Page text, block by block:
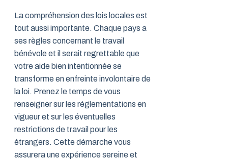
La compréhension des lois locales est
tout aussi importante. Chaque pays a
ses règles concernant le travail
bénévole et il serait regrettable que
votre aide bien intentionnée se
transforme en enfreinte involontaire de
la loi. Prenez le temps de vous
renseigner sur les réglementations en
vigueur et sur les éventuelles
restrictions de travail pour les
étrangers. Cette démarche vous
assurera une expérience sereine et